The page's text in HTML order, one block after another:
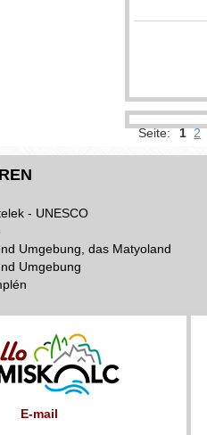
Seite: 1 2
- UNESCO
Umgebung, das Matyoland
Umgebung
E-mail